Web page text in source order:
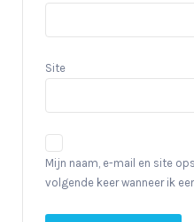
Site
Mijn naam, e-mail en site
volgende keer wanneer ik